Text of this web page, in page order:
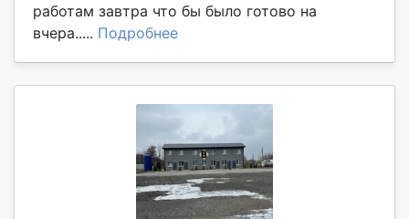
работам завтра что бы было готово на
вчера..... Подробнее